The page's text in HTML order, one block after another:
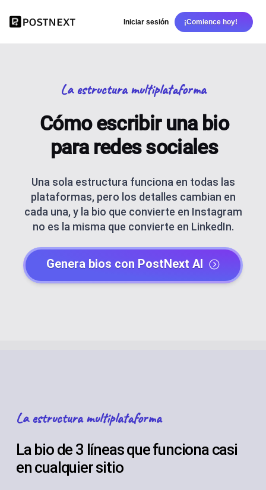
Iniciar sesión ¡Comience hoy!
La estructura multiplataforma
Cómo escribir una bio
para redes sociales
Una sola estructura funciona en todas las
plataformas, pero los detalles cambian en
cada una, y la bio que convierte en Instagram
no es la misma que convierte en LinkedIn.
Genera bios con PostNext AI
La estructura multiplataforma
La bio de 3 líneas que funciona casi
en cualquier sitio